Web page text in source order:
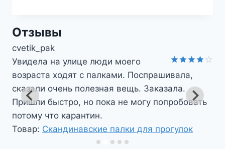
Отзывы
cvetik_pak
Оценка
4из 5
Увидела на улице люди моего
возраста ходят с палками. Поспрашивала,
сказали очень полезная вещь. Заказала.
Пришли быстро, но пока не могу попробовать
потому что карантин.
Товар: Скандинавские палки для прогулок